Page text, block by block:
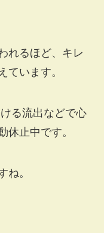
れるほど、キレ
ています。
る流出などで心
休止中です。
ね。